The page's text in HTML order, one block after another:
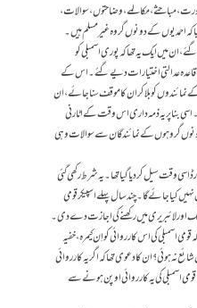
طویل مشاورت، مباحثے، مکالمے، وضاحتوں، سوالات،
کہ احمدیوں کے دونوں گروہ غیر مسلم ہیں۔
ان میں ایک یہ تھا کہ پوری اسمبلی کو
عدالتی اختیارات دیے گئے۔ اس کے
نمائندوں کو بلاکر ان کا موقف سنا جائے، ان
بنا پر یہ ذمہ داری اس وقت کے اٹارنی
گروہوں کے نمائندگان سے سوالات وہی
وقت سیل کردیا گیا تھا۔ یہ شرط رکھی گئی
جائے گا۔ چند سال پہلے اسپیکر قومی
اور لائبریری میں رکھنے کی اجازت دے دی۔
اسمبلی کی اس کارروائی کو اِن کیمرہ، خفیہ
نہ ہوئی؟ ان کا دعوی تھا کہ اگر یہ کارروائی
اسمبلی کی یہ کارروائی اوپن ہونے سے